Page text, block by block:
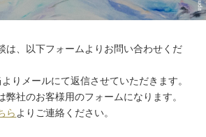
works
flow
blog
は、以下フォームよりお問い合わせくだ
りメールにて返信させていただきます。
弊社のお客様用のフォームになります。
ら よりご連絡ください。